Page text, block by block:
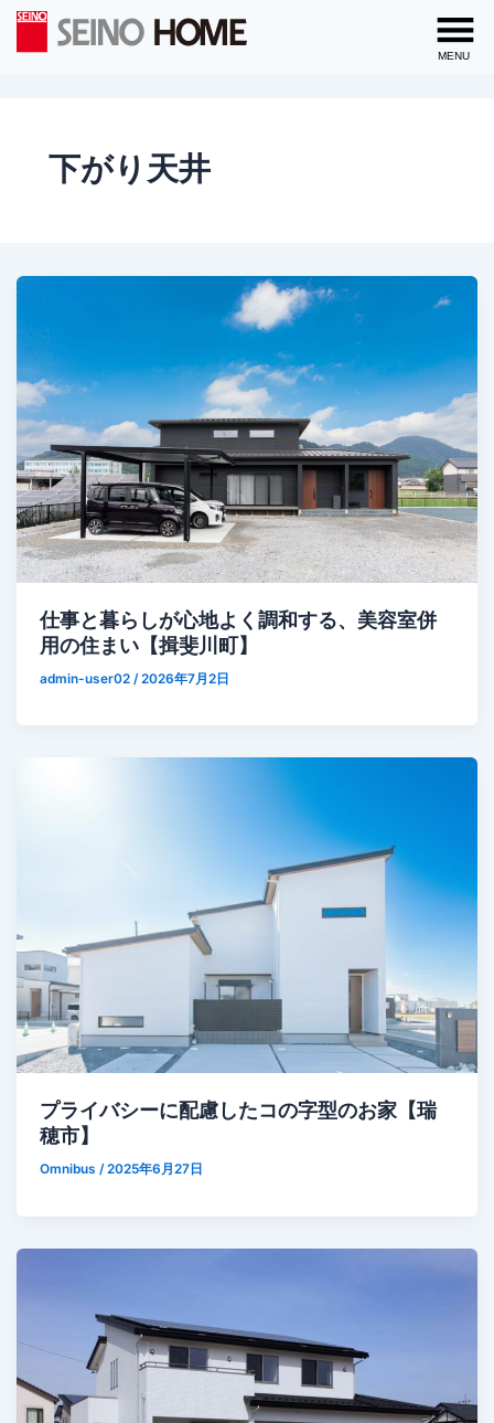
MENU
下がり天井
仕事と暮らしが心地よく調和する、美容室併
用の住まい【揖斐川町】
admin-user02 /2026年7月2日
プライバシーに配慮したコの字型のお家【瑞
穂市】
Omnibus/2025年6月27日